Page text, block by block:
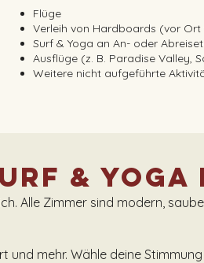
Flüge
Verleih von Hardboards (vor
Surf & Yoga an An- oder
Ausflüge (z. B. Paradise Valley,
Weitere nicht aufgeführte
& Yoga
Alle Zimmer sind modern,
und mehr. Wähle deine